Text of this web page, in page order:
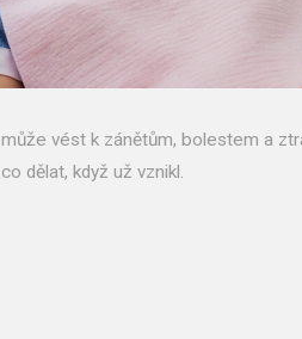
vést k zánětům, bolestem a
dělat, když už vznikl.